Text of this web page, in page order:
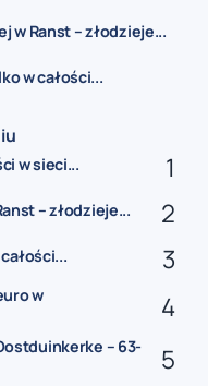
w Ranst – złodzieje...
w całości...
w sieci...
– złodzieje...
w
– 63-